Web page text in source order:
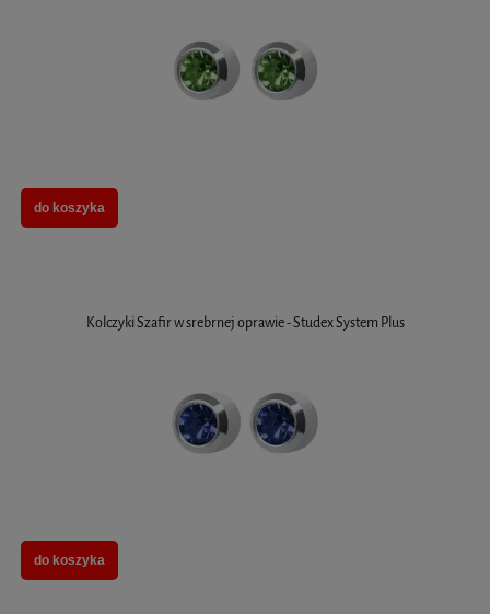
do koszyka
Kolczyki Szafir w srebrnej oprawie - Studex System Plus
do koszyka